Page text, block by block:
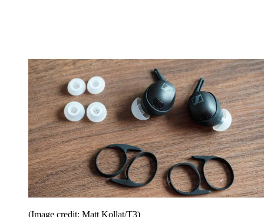
(Image credit: Matt Kollat/T3)